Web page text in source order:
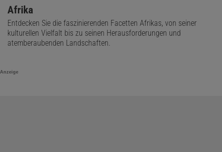
Afrika
Entdecken Sie die faszinierenden Facetten Afrikas, von seiner
kulturellen Vielfalt bis zu seinen Herausforderungen und
atemberaubenden Landschaften.
Anzeige